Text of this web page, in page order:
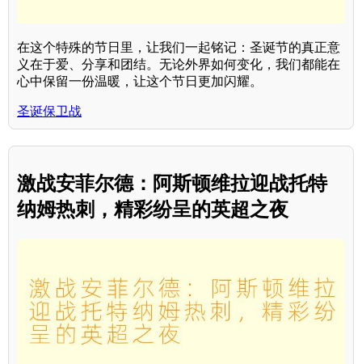
在这个特殊的节日里，让我们一起铭记：圣诞节的真正意
义在于爱、分享和团结。无论外界如何变化，我们都能在
心中保留一份温暖，让这个节日更加闪耀。
圣诞保卫战
激战安菲尔德：阿斯顿维拉迎战托特
纳姆热刺，精彩纷呈的英超之夜